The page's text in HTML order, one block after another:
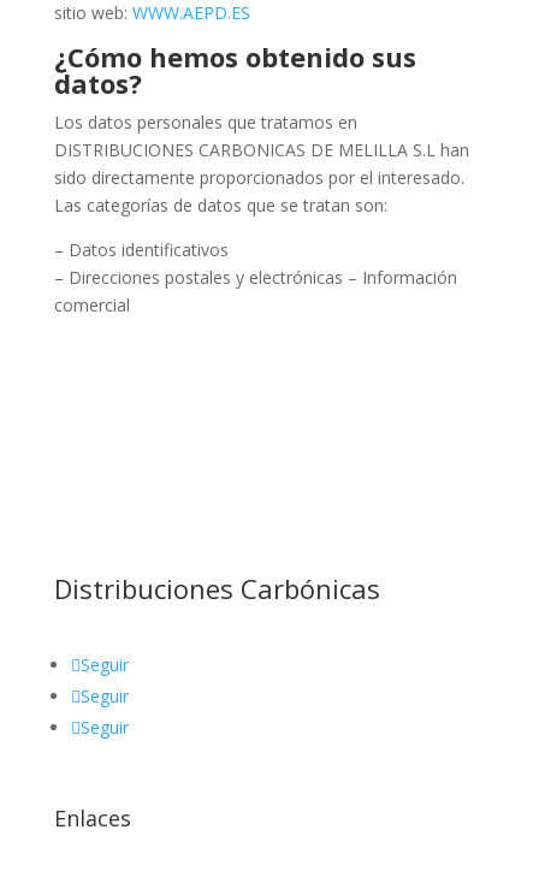
sitio web: WWW.AEPD.ES
¿Cómo hemos obtenido sus
datos?
Los datos personales que tratamos en
DISTRIBUCIONES CARBONICAS DE MELILLA S.L han
sido directamente proporcionados por el interesado.
Las categorías de datos que se tratan son:
– Datos identificativos
– Direcciones postales y electrónicas – Información
comercial
Distribuciones Carbónicas
Seguir
Seguir
Seguir
Enlaces